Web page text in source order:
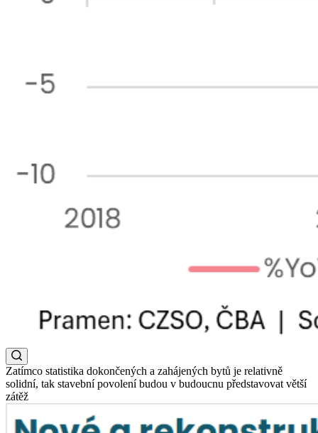
Zatímco statistika dokončených a zahájených bytů je relativně
solidní, tak stavební povolení budou v budoucnu představovat větší
zátěž